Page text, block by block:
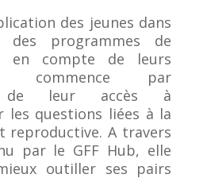
des jeunes dans
des programmes de
en compte de leurs
commence par
de leur accès à
les questions liées à la
reproductive. A travers
par le GFF Hub, elle
outiller ses pairs